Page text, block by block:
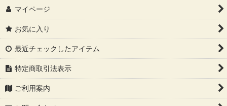
マイページ
お気に入り
最近チェックしたアイテム
特定商取引法表示
ご利用案内